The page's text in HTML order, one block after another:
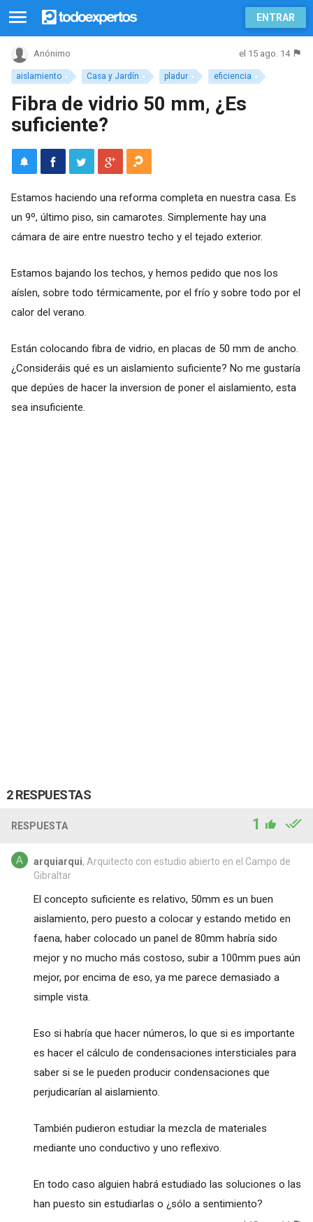
ENTRAR
aislamiento Casa y Jardín pladur eficiencia
Anónimo el 15 ago. 14
Fibra de vidrio 50 mm, ¿Es
suficiente?
Estamos haciendo una reforma completa en nuestra casa. Es
un 9º, último piso, sin camarotes. Simplemente hay una
cámara de aire entre nuestro techo y el tejado exterior.
Estamos bajando los techos, y hemos pedido que nos los
aíslen, sobre todo térmicamente, por el frío y sobre todo por el
calor del verano.
Están colocando fibra de vidrio, en placas de 50 mm de ancho.
¿Consideráis qué es un aislamiento suficiente? No me gustaría
que depúes de hacer la inversion de poner el aislamiento, esta
sea insuficiente.
2 RESPUESTAS
RESPUESTA 1
arquiarqui, Arquitecto con estudio abierto en el Campo de
Gibraltar
El concepto suficiente es relativo, 50mm es un buen
aislamiento, pero puesto a colocar y estando metido en
faena, haber colocado un panel de 80mm habría sido
mejor y no mucho más costoso, subir a 100mm pues aún
mejor, por encima de eso, ya me parece demasiado a
simple vista.
Eso si habría que hacer números, lo que si es importante
es hacer el cálculo de condensaciones intersticiales para
saber si se le pueden producir condensaciones que
perjudicarían al aislamiento.
También pudieron estudiar la mezcla de materiales
mediante uno conductivo y uno reflexivo.
En todo caso alguien habrá estudiado las soluciones o las
han puesto sin estudiarlas o ¿sólo a sentimiento?